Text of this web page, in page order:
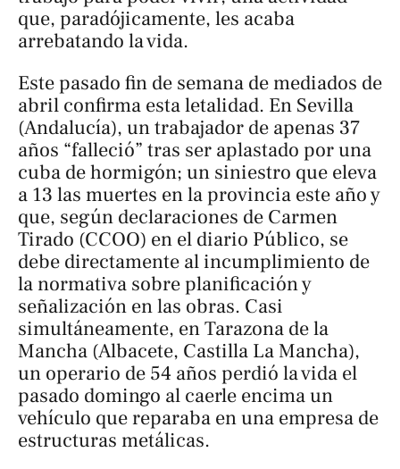
que, paradójicamente, les acaba
arrebatando la vida.
Este pasado fin de semana de mediados de
abril confirma esta letalidad. En Sevilla
(Andalucía), un trabajador de apenas 37
años “falleció” tras ser aplastado por una
cuba de hormigón; un siniestro que eleva
a 13 las muertes en la provincia este año y
que, según declaraciones de Carmen
Tirado (CCOO) en el diario Público, se
debe directamente al incumplimiento de
la normativa sobre planificación y
señalización en las obras. Casi
simultáneamente, en Tarazona de la
Mancha (Albacete, Castilla La Mancha),
un operario de 54 años perdió la vida el
pasado domingo al caerle encima un
vehículo que reparaba en una empresa de
estructuras metálicas.